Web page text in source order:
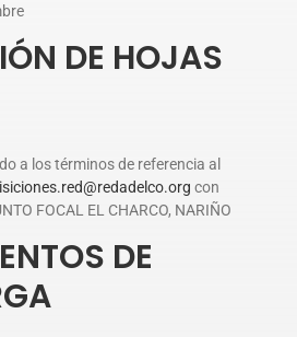
DE HOJAS
a los términos de referencia al
con
FOCAL EL CHARCO, NARIÑO
DE